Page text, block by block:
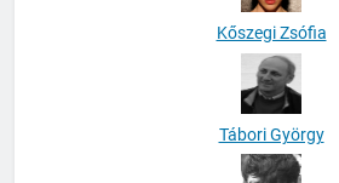
Tábori György